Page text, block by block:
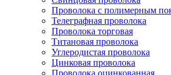
Проволока с полимерным
Телеграфная проволока
Проволока торговая
Титановая проволока
Углеродистая проволока
Цинковая проволока
Проволока оцинкованная